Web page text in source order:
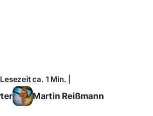
ca. 1 Min. |
Martin Reißmann